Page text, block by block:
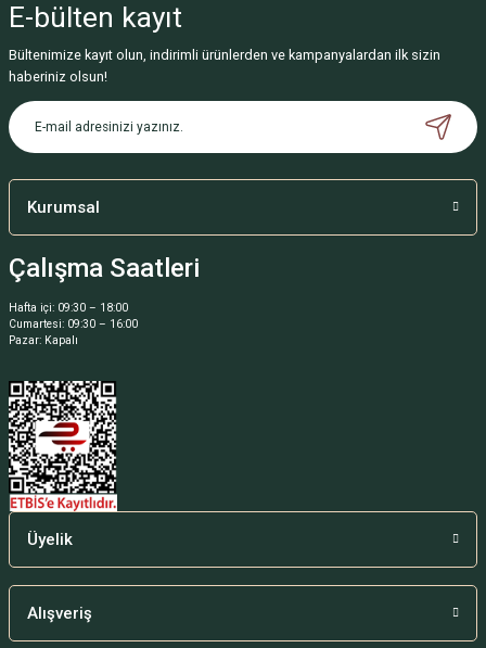
Görüş ve önerileriniz için teşekkür ederiz.
Ürün resmi kalitesiz, bozuk veya görüntülenemiyor.
Ürün açıklamasında eksik bilgiler bulunuyor.
Ürün bilgilerinde hatalar bulunuyor.
E-bülten kayıt
Bültenimize kayıt olun, indirimli ürünlerden ve kampanyalardan ilk sizin
haberiniz olsun!
Kurumsal
Çalışma Saatleri
Hafta içi: 09:30 – 18:00
Cumartesi: 09:30 – 16:00
Pazar: Kapalı
Üyelik
Alışveriş